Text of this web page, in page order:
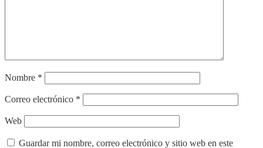
Nombre *
Correo electrónico *
Web
Guardar mi nombre, correo electrónico y sitio web en este